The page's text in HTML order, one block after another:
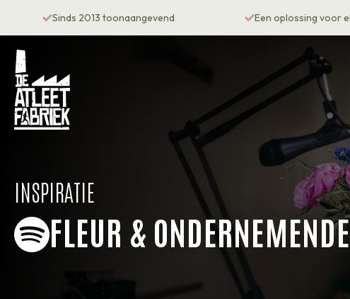
Sinds 2013 toonaangevend Een oplossing voor
INSPIRATIE
FLEUR &